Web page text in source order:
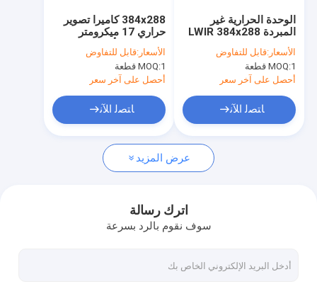
مراقبة الجودة
اتصل بنا
أخبار
كاميرا مراقبة حرارية
كاميرا حرارية مدمجة
384x288 كاميرا تصوير
حراري 17 ميكرومتر
لتشخيص الأمراض
المبكرة غير الغازية
الأسعار:قابل للتفاوض
MOQ:1 قطعة
أحصل على آخر سعر
ﺎﺘﺼﻟ ﺍﻶﻧ
الوحدة الحرارية غير
المبردة LWIR 384x288
الحرارية الطبية
الأسعار:قابل للتفاوض
MOQ:1 قطعة
أحصل على آخر سعر
ﺎﺘﺼﻟ ﺍﻶﻧ
عرض المزيد
اترك رسالة
سوف نقوم بالرد بسرعة